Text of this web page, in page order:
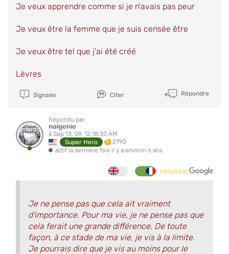
Je veux apprendre comme si je n'avais pas peur
Je veux être la femme que je suis censée être
Je veux être tel que j'ai été créé
Lèvres
Signaler Citer Répondre
Interdit
Répondu par
nalgenie
à Sep 13, 09, 12:18:30 AM
Super Hero
2190
actif la dernière fois il y a environ 6 ans
traduit par
Je ne pense pas que cela ait vraiment
d'importance. Pour ma vie, je ne pense pas que
cela ferait une grande différence. De toute
façon, à ce stade de ma vie, je vis à la limite.
Je pourrais dire que je vis au moins pour le